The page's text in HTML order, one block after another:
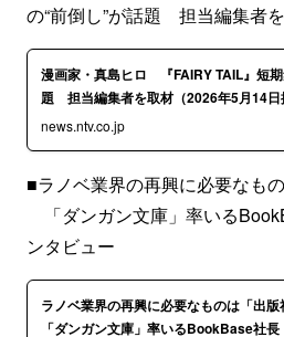
の“前倒し”が話題 担当編集者
漫画家・真島ヒロ 『FAIRY TAIL』短
題 担当編集者を取材（2026年5月14日
news.ntv.co.jp
■ラノベ業界の再興に必要なも
「ダンガン文庫」率いる
ンタビュー
ラノベ業界の再興に必要なものは「出
「ダンガン文庫」率いるBookBase社